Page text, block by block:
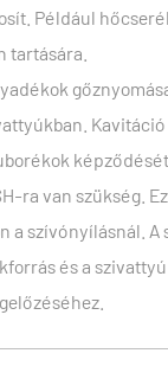
Például
tartására.
Kavitáció
ra van szükség.
a szívónyílásnál.
és a